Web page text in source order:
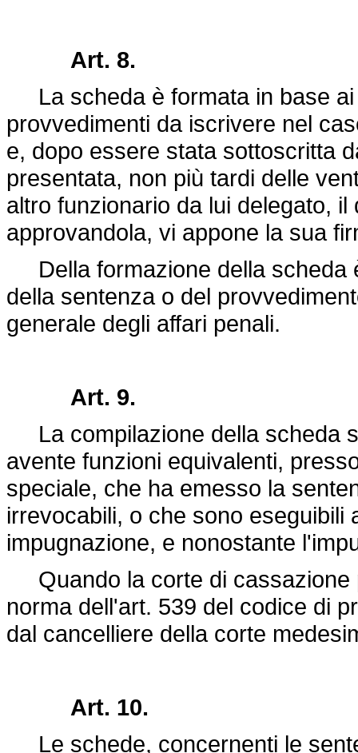
Art. 8.
La scheda è formata in base ai
provvedimenti da iscrivere nel
e, dopo essere stata sottoscritta
presentata, non più tardi delle
altro funzionario da lui delegato,
approvandola, vi appone la sua
Della formazione della scheda
della sentenza o del
generale degli affari penali.
Art. 9.
La compilazione della scheda
avente funzioni equivalenti,
speciale, che ha emesso la
irrevocabili, o che sono eseguibili
impugnazione, e nonostante
Quando la corte di cassazione
norma dell'art. 539 del codice di
dal cancelliere della corte
Art. 10.
Le schede, concernenti le